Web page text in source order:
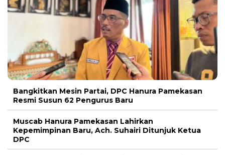
Bangkitkan Mesin Partai, DPC Hanura Pamekasan
Resmi Susun 62 Pengurus Baru
Muscab Hanura Pamekasan Lahirkan
Kepemimpinan Baru, Ach. Suhairi Ditunjuk Ketua
DPC